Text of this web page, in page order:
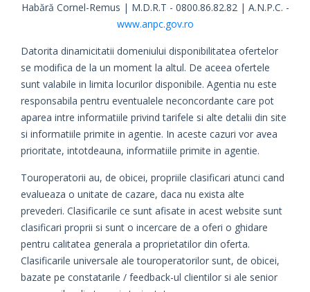
Habără Cornel-Remus | M.D.R.T - 0800.86.82.82 | A.N.P.C. -
www.anpc.gov.ro
Datorita dinamicitatii domeniului disponibilitatea ofertelor
se modifica de la un moment la altul. De aceea ofertele
sunt valabile in limita locurilor disponibile. Agentia nu este
responsabila pentru eventualele neconcordante care pot
aparea intre informatiile privind tarifele si alte detalii din site
si informatiile primite in agentie. In aceste cazuri vor avea
prioritate, intotdeauna, informatiile primite in agentie.
Touroperatorii au, de obicei, propriile clasificari atunci cand
evalueaza o unitate de cazare, daca nu exista alte
prevederi. Clasificarile ce sunt afisate in acest website sunt
clasificari proprii si sunt o incercare de a oferi o ghidare
pentru calitatea generala a proprietatilor din oferta.
Clasificarile universale ale touroperatorilor sunt, de obicei,
bazate pe constatarile / feedback-ul clientilor si ale senior